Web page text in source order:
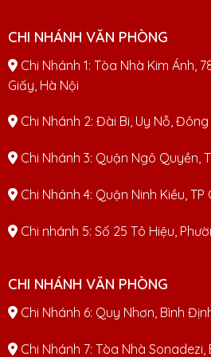
CHI NHÁNH VĂN PHÒNG
Chi Nhánh 1: Tòa Nhà Kim Ánh,
Giấy, Hà Nội
Chi Nhánh 2: Đài Bi, Uy Nỗ, Đông
Chi Nhánh 3: Quận Ngô Quyền,
Chi Nhánh 4: Quận Ninh Kiều, TP
Chi nhánh 5: Số 25 Tô Hiệu,
CHI NHÁNH VĂN PHÒNG
Chi Nhánh 6: Quy Nhơn, Bình
Chi Nhánh 7: Tòa Nhà Sonadezi,